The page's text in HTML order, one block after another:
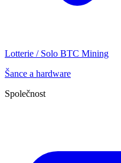
Lotterie / Solo BTC Mining
Šance a hardware
Společnost